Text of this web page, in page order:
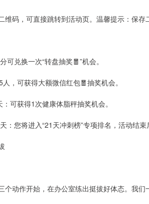
维码，可直接跳转到活动页。温馨提示：保存
可兑换一次“转盘抽奖🧧”机会。
，可获得大额微信红包🧧抽奖机会。
可获得1次健康体脂秤抽奖机会。
：您将进入“21天冲刺榜”专项排名，活动结
个动作开始，在办公室练出挺拔好体态。我们